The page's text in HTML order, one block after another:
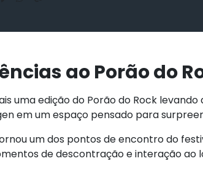
ao Porão do
uma edição do Porão do Rock
em um espaço pensado para
um dos pontos de encontro do
de descontração e interação ao